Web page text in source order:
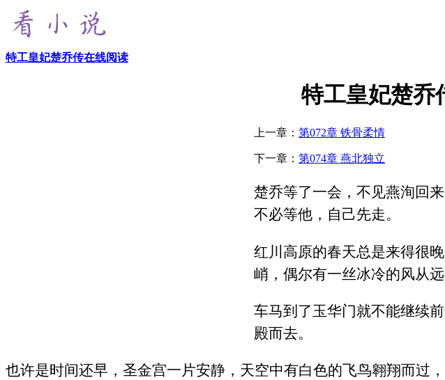
特工皇妃楚乔传在线阅读
特工皇妃楚乔
上一章： 第072章 铁骨柔情
下一章： 第074章 燕北独立
楚乔等了一会，不见燕洵回
不必等他，自己先走。
红川高原的春天总是来得很
峭，偶尔有一丝冰冷的风从远
车马到了玉华门就不能继续
殿而去。
也许是时间还早，圣金宫一片安静，天空中有白色的飞鸟翱翔而过